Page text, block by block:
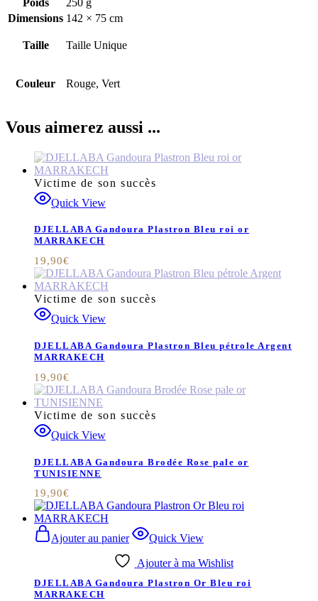
Dimensions 142 × 75 cm
Taille Taille Unique
Couleur Rouge, Vert
Vous aimerez aussi ...
Victime de son succès
Quick View
DJELLABA Gandoura Plastron Bleu roi or
MARRAKECH
19,90€
Victime de son succès
Quick View
DJELLABA Gandoura Plastron Bleu pétrole Argent
MARRAKECH
19,90€
Victime de son succès
Quick View
DJELLABA Gandoura Brodée Rose pale or
TUNISIENNE
19,90€
Ajouter au panier Quick View
Ajouter à ma Wishlist
DJELLABA Gandoura Plastron Or Bleu roi
MARRAKECH